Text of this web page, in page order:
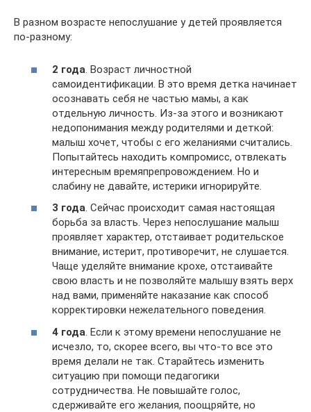
В разном возрасте непослушание у детей проявляется
по-разному:
2 года. Возраст личностной
самоидентификации. В это время детка начинает
осознавать себя не частью мамы, а как
отдельную личность. Из-за этого и возникают
недопонимания между родителями и деткой:
малыш хочет, чтобы с его желаниями считались.
Попытайтесь находить компромисс, отвлекать
интересным времяпрепровождением. Но и
слабину не давайте, истерики игнорируйте.
3 года. Сейчас происходит самая настоящая
борьба за власть. Через непослушание малыш
проявляет характер, отстаивает родительское
внимание, истерит, противоречит, не слушается.
Чаще уделяйте внимание крохе, отстаивайте
свою власть и не позволяйте малышу взять верх
над вами, применяйте наказание как способ
корректировки нежелательного поведения.
4 года. Если к этому времени непослушание не
исчезло, то, скорее всего, вы что-то все это
время делали не так. Старайтесь изменить
ситуацию при помощи педагогики
сотрудничества. Не повышайте голос,
сдерживайте его желания, поощряйте, но